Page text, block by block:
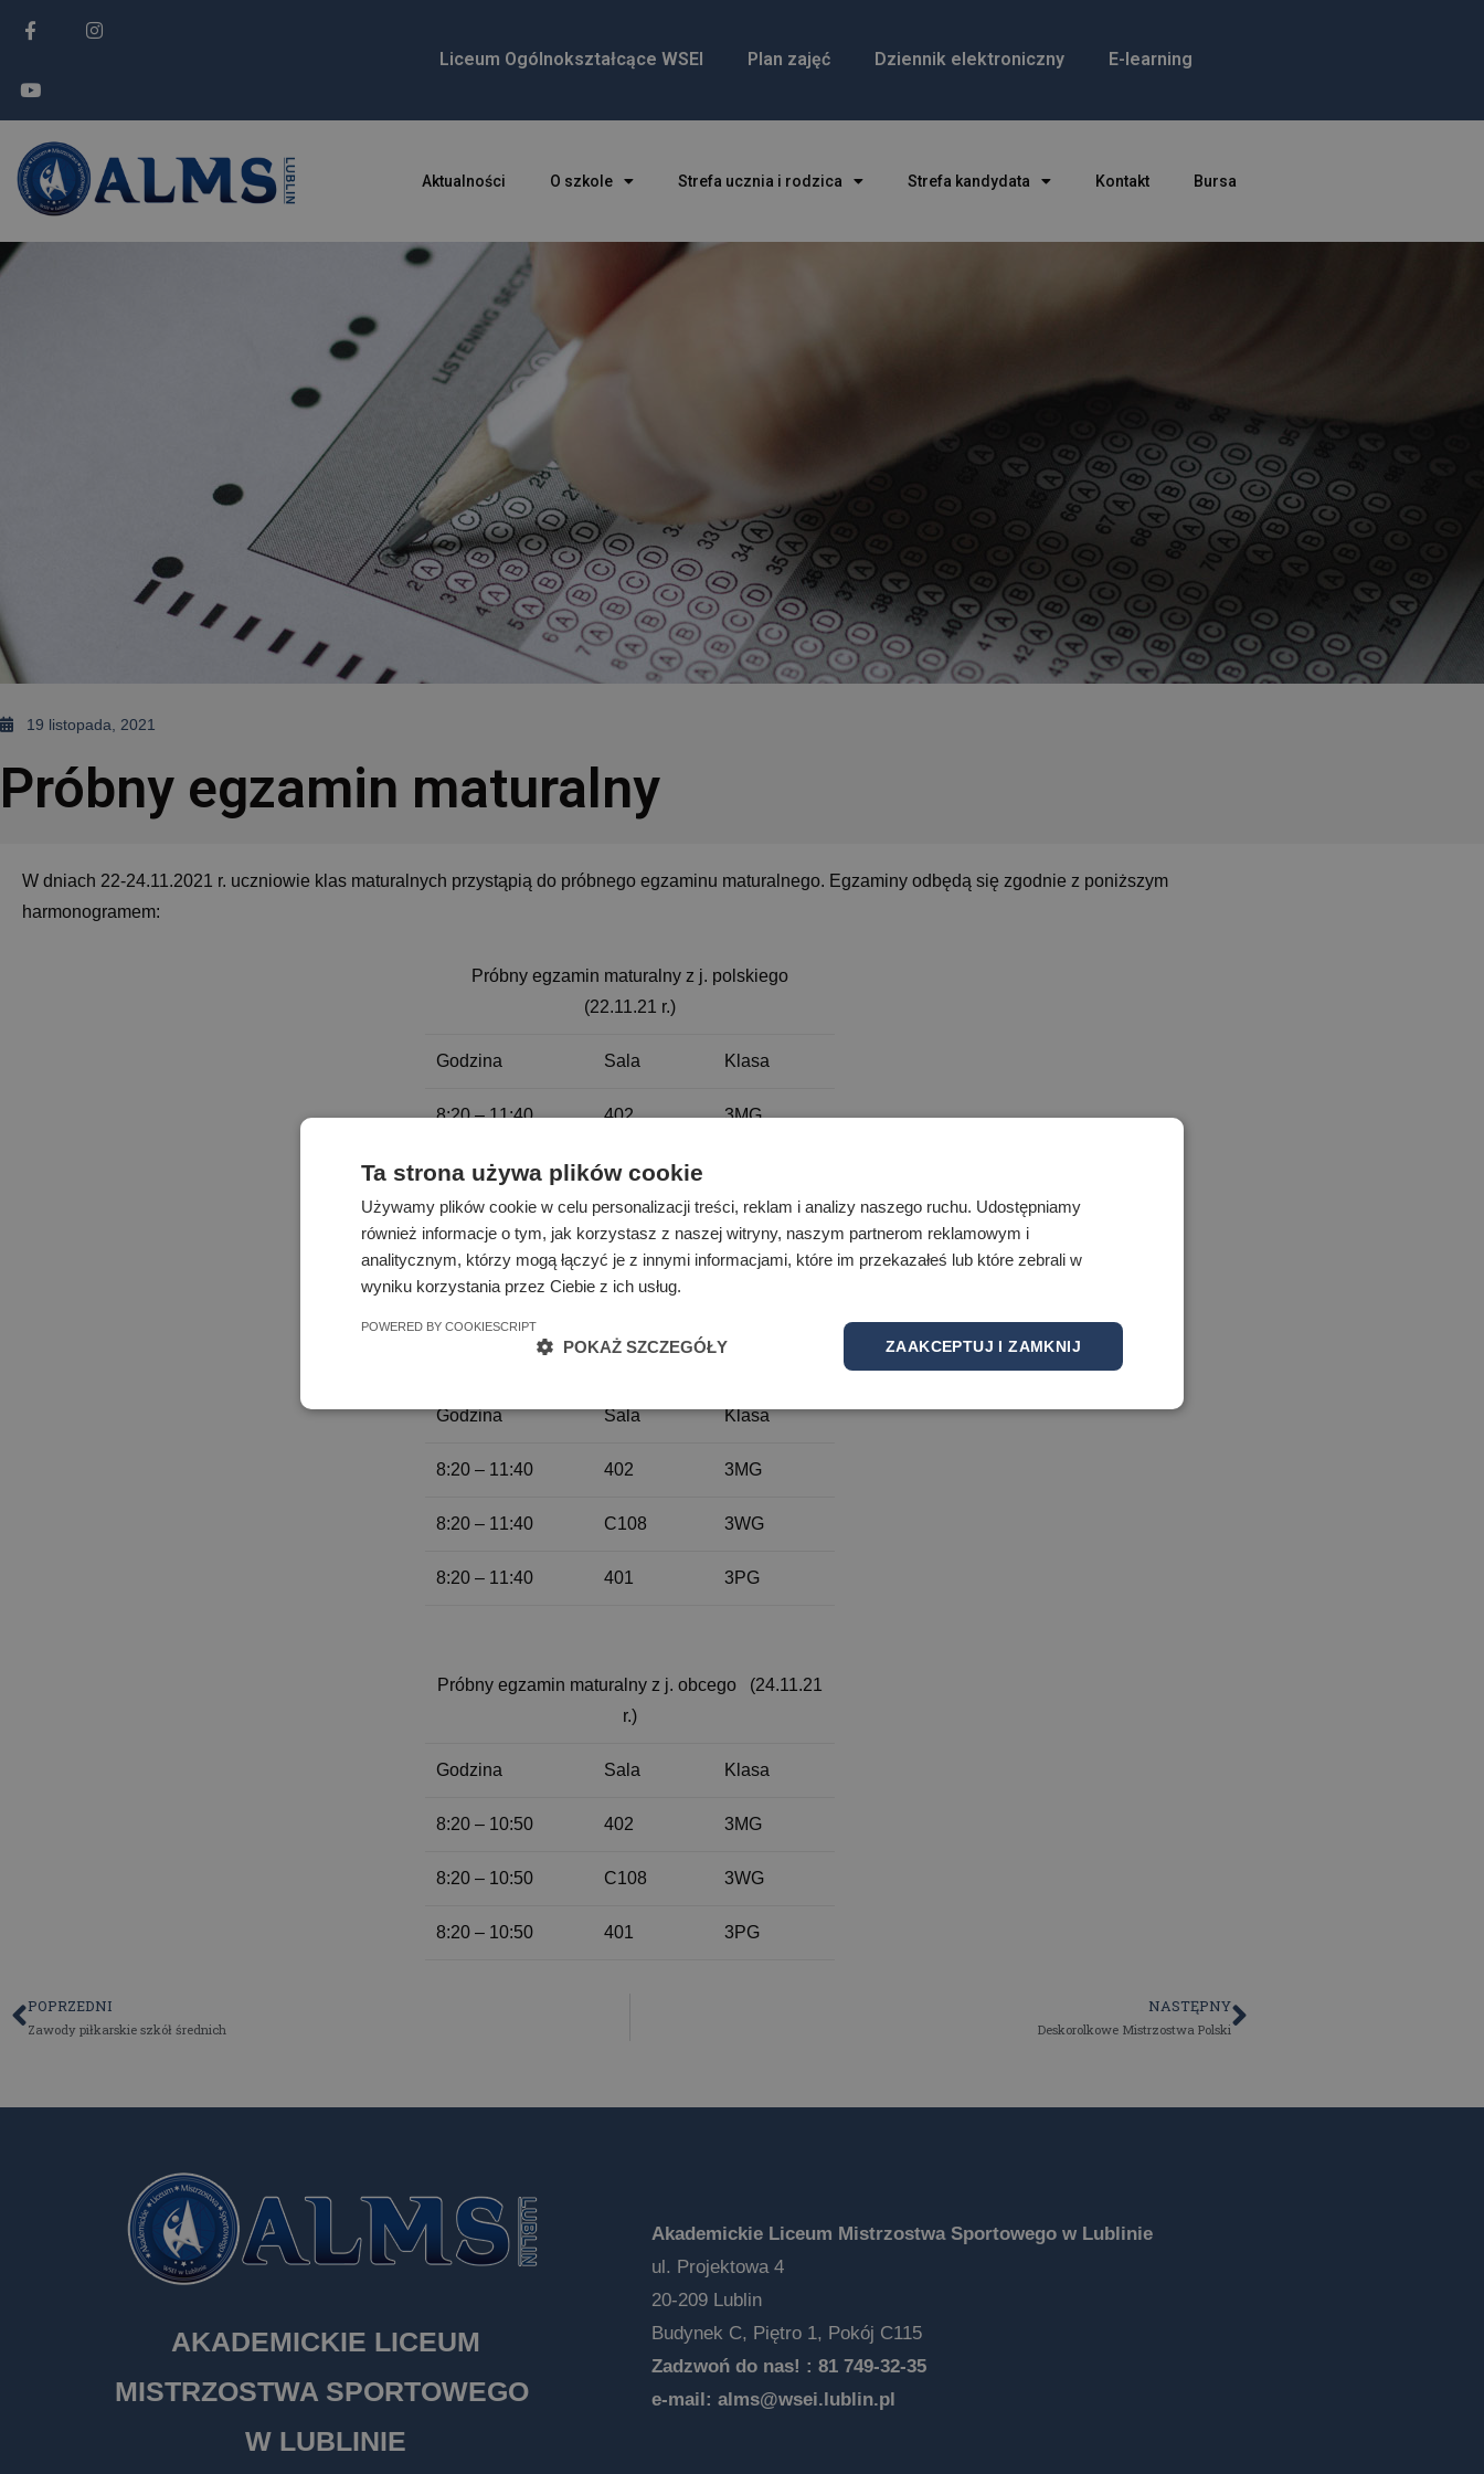
Liceum Ogólnokształcące WSEI Plan zajęć Dziennik elektroniczny E-learning
Aktualności O szkole Strefa ucznia i rodzica Strefa kandydata Kontakt Bursa
19 listopada, 2021
Próbny egzamin maturalny
W dniach 22-24.11.2021 r. uczniowie klas maturalnych przystąpią do próbnego egzaminu maturalnego. Egzaminy odbędą się zgodnie z poniższym
harmonogramem:
Próbny egzamin maturalny z j. polskiego
(22.11.21 r.)
Godzina Sala Klasa
8:20 – 11:40 402 3MG
8:20 – 11:40 C108
8:20 – 11:40 3PG
Próbny egzamin maturalny z matematyki
Godzina Sala Klasa
8:20 – 11:40 402 3MG
8:20 – 11:40 C108 3WG
8:20 – 11:40 401 3PG
Próbny egzamin maturalny z j. obcego (24.11.21
r.)
Godzina Sala Klasa
8:20 – 10:50 402 3MG
8:20 – 10:50 C108 3WG
8:20 – 10:50 401 3PG
POPRZEDNI
Zawody piłkarskie szkół średnich
NASTĘPNY
Deskorolkowe Mistrzostwa Polski
AKADEMICKIE LICEUM
MISTRZOSTWA SPORTOWEGO
W LUBLINIE
Akademickie Liceum Mistrzostwa Sportowego w Lublinie
ul. Projektowa 4
20-209 Lublin
Budynek C, Piętro 1, Pokój C115
Zadzwoń do nas! : 81 749-32-35
e-mail: alms@wsei.lublin.pl
Ta strona używa plików cookie
Używamy plików cookie w celu personalizacji treści, reklam i analizy naszego ruchu. Udostępniamy
również informacje o tym, jak korzystasz z naszej witryny, naszym partnerom reklamowym i
analitycznym, którzy mogą łączyć je z innymi informacjami, które im przekazałeś lub które zebrali w
wyniku korzystania przez Ciebie z ich usług.
ZAAKCEPTUJ I ZAMKNIJ
POKAŻ SZCZEGÓŁY
POWERED BY COOKIESCRIPT